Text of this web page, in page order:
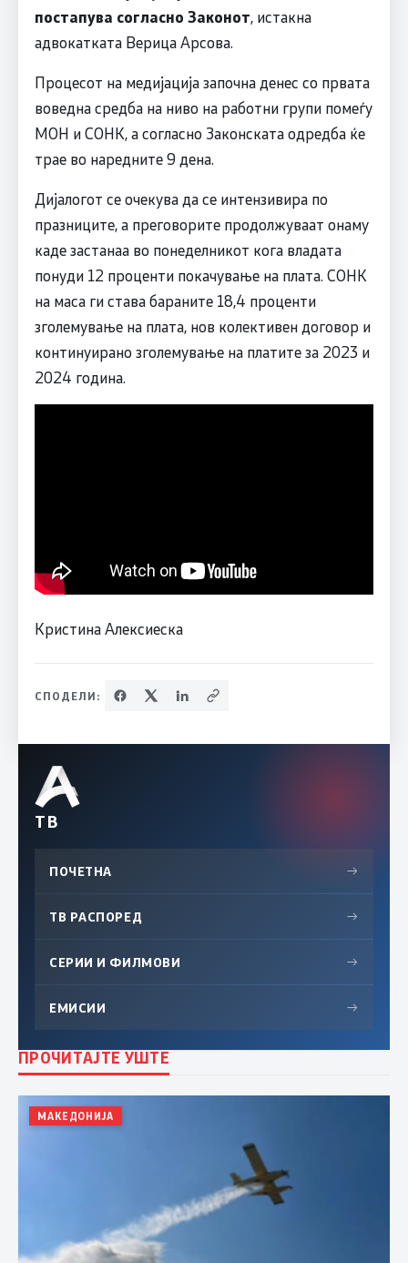
постапува согласно Законот, истакна
адвокатката Верица Арсова.
Процесот на медијација започна денес со првата
воведна средба на ниво на работни групи помеѓу
МОН и СОНК, а согласно Законската одредба ќе
трае во наредните 9 дена.
Дијалогот се очекува да се интензивира по
празниците, а преговорите продолжуваат онаму
каде застанаа во понеделникот кога владата
понуди 12 проценти покачување на плата. СОНК
на маса ги става бараните 18,4 проценти
зголемување на плата, нов колективен договор и
континуирано зголемување на платите за 2023 и
2024 година.
Кристина Алексиеска
СПОДЕЛИ:
ТВ
ПОЧЕТНА →
ТВ РАСПОРЕД →
СЕРИИ И ФИЛМОВИ →
ЕМИСИИ →
ПРОЧИТАЈТЕ УШТЕ
МАКЕДОНИЈА